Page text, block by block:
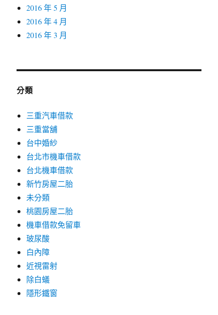
2016 年 5 月
2016 年 4 月
2016 年 3 月
分類
三重汽車借款
三重當舖
台中婚紗
台北市機車借款
台北機車借款
新竹房屋二胎
未分類
桃園房屋二胎
機車借款免留車
玻尿酸
白內障
近視雷射
除白蟻
隱形鐵窗